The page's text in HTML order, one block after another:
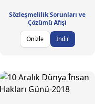
Sözleşmelilik Sorunları ve
Çözümü Afişi
Önizle
İndir